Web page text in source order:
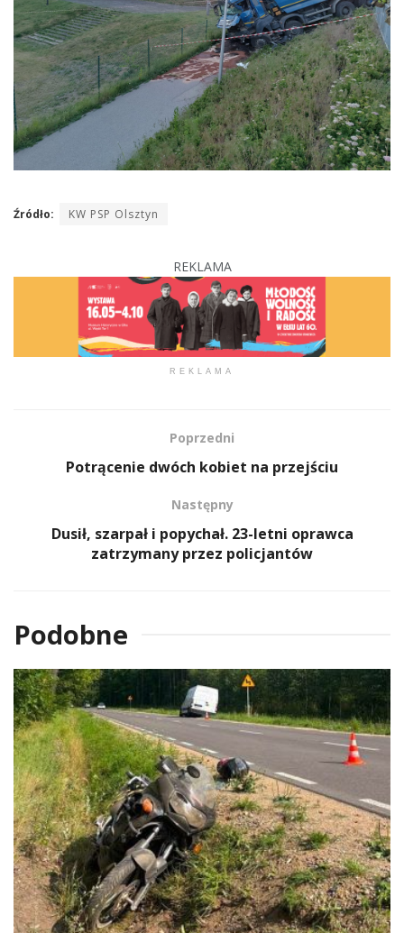
Źródło: KW PSP Olsztyn
REKLAMA
REKLAMA
Poprzedni
Potrącenie dwóch kobiet na przejściu
Następny
Dusił, szarpał i popychał. 23-letni oprawca
zatrzymany przez policjantów
Podobne